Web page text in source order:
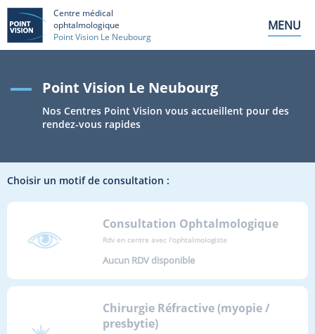
Centre médical
ophtalmologique
Point Vision Le Neubourg
MENU
Point Vision Le Neubourg
Nos Centres Point Vision vous accueillent pour des
rendez-vous rapides
Choisir un motif de consultation :
Consultation Ophtalmologique
Rdv en centre avec l'ophtalmologiste
Aucun RDV disponible
Chirurgie Réfractive (myopie /
presbytie)